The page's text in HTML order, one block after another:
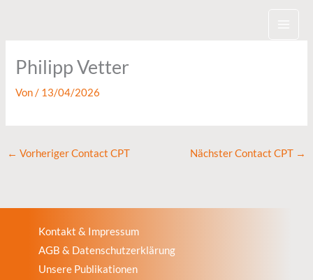
Philipp Vetter
Von/ 13/04/2026
← Vorheriger Contact CPT Nächster Contact CPT →
Kontakt & Impressum
AGB & Datenschutzerklärung
Unsere Publikationen